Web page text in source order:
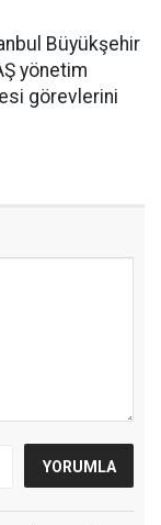
Büyükşehir
yönetim
görevlerini